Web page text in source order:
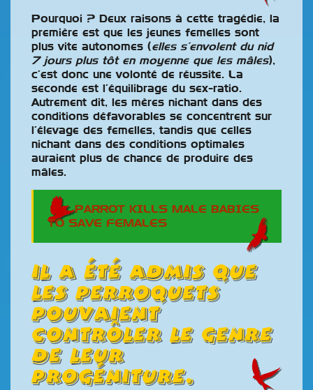
Pourquoi ? Deux raisons à cette tragédie, la
première est que les jeunes femelles sont
plus vite autonomes (elles s’envolent du nid
7 jours plus tôt en moyenne que les mâles),
c’est donc une volonté de réussite. La
seconde est l’équilibrage du sex-ratio.
Autrement dit, les mères nichant dans des
conditions défavorables se concentrent sur
l’élevage des femelles, tandis que celles
nichant dans des conditions optimales
auraient plus de chance de produire des
mâles.
PARROT KILLS MALE BABIES
TO SAVE FEMALES
il a été admis que
les perroquets
pouvaient
contrôler le genre
de leur
progéniture.